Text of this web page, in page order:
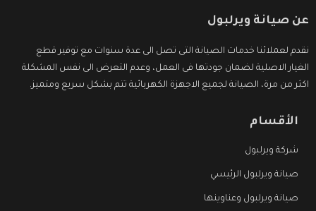
عن صيانة ويرلبول
نقدم لعملائنا خدمات الصيانة التى تصل الى عدة سنوات مع توفير قطع
الغيار الاصلية لضمان جودتها فى العمل، وعدم التعرض الى نفس المشكلة
اكثر من مرة، الصيانة لجميع الاجهزة الكهربائية تتم بشكل سريع ومتميز.
الأقسام
شركة ويرلبول
صيانة ويرلبول الرئيسي
صيانة ويرلبول وعناوينها